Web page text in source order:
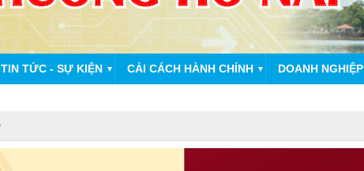
TIN TỨC - SỰ KIỆN ▼ CẢI CÁCH HÀNH CHÍNH ▼ DOANH NGHIỆP